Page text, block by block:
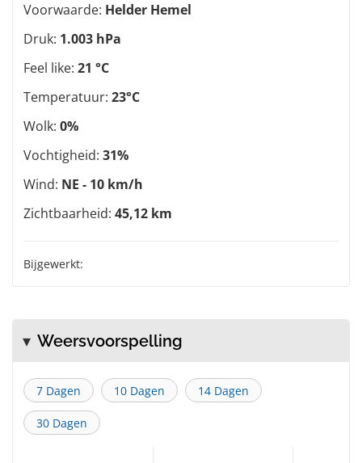
Voorwaarde: Helder Hemel
Druk: 1.003 hPa
Feel like: 21 °C
Temperatuur: 23°C
Wolk: 0%
Vochtigheid: 31%
Wind: NE - 10 km/h
Zichtbaarheid: 45,12 km
Bijgewerkt:
Weersvoorspelling
7 Dagen 10 Dagen 14 Dagen
30 Dagen